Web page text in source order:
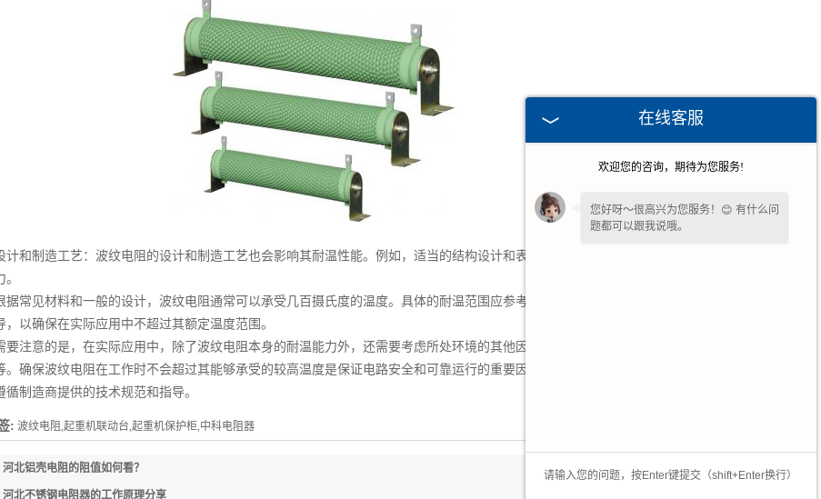
制造工艺：波纹电阻的设计和制造工艺也会影响其耐温性能。例如，适当的结构设计和表面处理可以提高其耐高
见材料和一般的设计，波纹电阻通常可以承受几百摄氏度的温度。具体的耐温范围应参考制造商提供的技术规格
，以确保在实际应用中不超过其额定温度范围。
意的是，在实际应用中，除了波纹电阻本身的耐温能力外，还需要考虑所处环境的其他因素，如周围温度、通风
。确保波纹电阻在工作时不会超过其能够承受的较高温度是保证电路安全和可靠运行的重要因素。建议在使用波纹电
循制造商提供的技术规范和指导。
: 波纹电阻,起重机联动台,起重机保护柜,中科电阻器
河北铝壳电阻的阻值如何看？
河北不锈钢电阻器的工作原理分享
在线客服
欢迎您的咨询，期待为您服务!
您好呀～很高兴为您服务！😊 有什么问
题都可以跟我说哦。